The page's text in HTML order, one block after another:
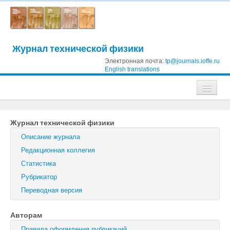
Журнал технической физики
Электронная почта: tp@journals.ioffe.ru
English translations
Журнал технической физики
Письма в Журнал технической физики
Физика твердого тела
Поиск
Журнал технической физики
Описание журнала
Редакционная коллегия
Статистика
Рубрикатор
Переводная версия
Авторам